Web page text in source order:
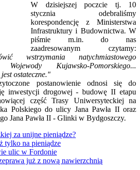
W dzisiejszej poczcie tj. 10
stycznia odebraliśmy
korespondencję z Ministerstwa
Infrastruktury i Budownictwa. W
piśmie m.in. do nas
zaadresowanym czytamy:
wstrzymania natychmiastowego
Kujawsko-Pomorskiego...
ostateczne."
postanowienie odnosi się do
inwestycji drogowej - budowę II etapu
część Trasy Uniwersyteckiej na
Polskiego do ulicy Jana Pawła II oraz
Jana Pawła II - Glinki w Bydgoszczy.
za unijne pieniądze?
tylko na pieniądze
ulic w Fordonie
już z nową nawierzchnią